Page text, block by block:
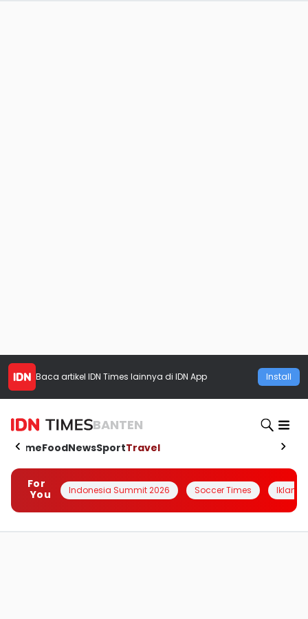
Baca artikel IDN Times lainnya di IDN App Install
BANTEN
HomeFoodNewsSportTravel
For
You
Indonesia Summit 2026 Soccer Times Iklanin